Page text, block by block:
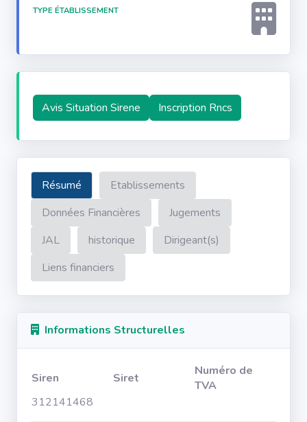
TYPE ÉTABLISSEMENT
Avis Situation Sirene Inscription Rncs
Résumé
Etablissements
Données Financières
Jugements
JAL
historique
Dirigeant(s)
Liens financiers
Informations Structurelles
Siren Siret
Numéro de
TVA
312141468